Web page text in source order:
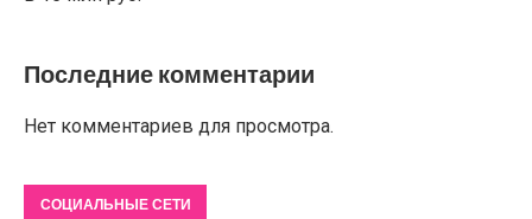
Последние комментарии
Нет комментариев для просмотра.
СОЦИАЛЬНЫЕ СЕТИ